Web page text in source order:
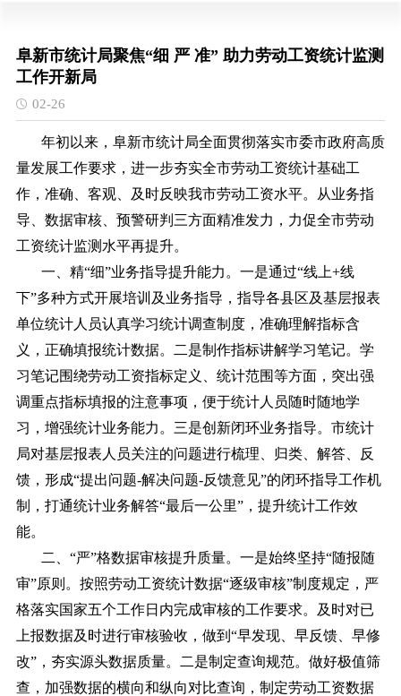
阜新市统计局聚焦“细 严 准” 助力劳动工资统计监测
工作开新局
02-26
年初以来，阜新市统计局全面贯彻落实市委市政府高质
量发展工作要求，进一步夯实全市劳动工资统计基础工
作，准确、客观、及时反映我市劳动工资水平。从业务指
导、数据审核、预警研判三方面精准发力，力促全市劳动
工资统计监测水平再提升。
一、 精“细”业务指导提升能力。一是通过“线上+线
下”多种方式开展培训及业务指导，指导各县区及基层报表
单位统计人员认真学习统计调查制度，准确理解指标含
义，正确填报统计数据。二是制作指标讲解学习笔记。学
习笔记围绕劳动工资指标定义、统计范围等方面，突出强
调重点指标填报的注意事项，便于统计人员随时随地学
习，增强统计业务能力。三是创新闭环业务指导。市统计
局对基层报表人员关注的问题进行梳理、归类、解答、反
馈，形成“提出问题-解决问题-反馈意见”的闭环指导工作机
制，打通统计业务解答“最后一公里”，提升统计工作效
能。
二、“严”格数据审核提升质量。一是始终坚持“随报随
审”原则。按照劳动工资统计数据“逐级审核”制度规定，严
格落实国家五个工作日内完成审核的工作要求。及时对已
上报数据及时进行审核验收，做到“早发现、早反馈、早修
改”，夯实源头数据质量。二是制定查询规范。做好极值筛
查，加强数据的横向和纵向对比查询，制定劳动工资数据